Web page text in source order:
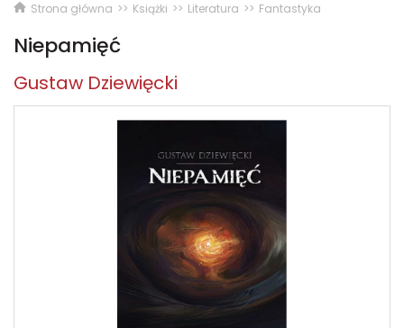
Strona główna Książki Literatura Fantastyka
Niepamięć
Gustaw Dziewięcki